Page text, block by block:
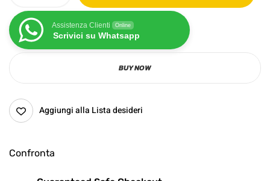
Assistenza Clienti Online
Scrivici su Whatsapp
BUY NOW
Aggiungi alla Lista desideri
Confronta